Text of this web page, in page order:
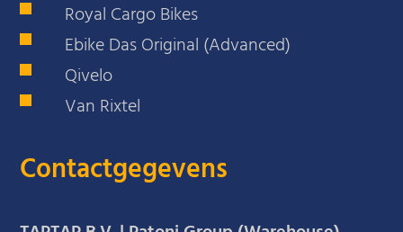
Royal Cargo Bikes
Ebike Das Original (Advanced)
Qivelo
Van Rixtel
Contactgegevens